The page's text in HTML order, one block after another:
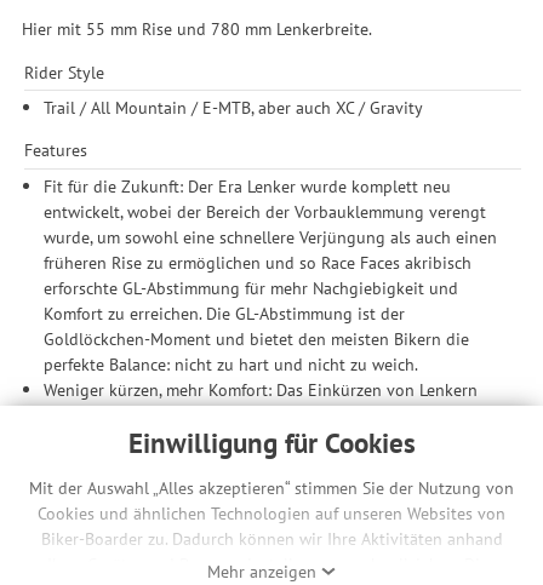
Einwilligung für Cookies
Mit der Auswahl „Alles akzeptieren“ stimmen Sie der Nutzung von
Cookies und ähnlichen Technologien auf unseren Websites von
Biker-Boarder zu. Dadurch können wir Ihre Aktivitäten anhand
Ihrer Geräte- und Browsereinstellungen nachvollziehen. Dies
Mehr anzeigen
Hier mit 55 mm Rise und 780 mm Lenkerbreite.
Rider Style
Trail / All Mountain / E-MTB, aber auch XC / Gravity
Features
Fit für die Zukunft: Der Era Lenker wurde komplett neu
entwickelt, wobei der Bereich der Vorbauklemmung verengt
wurde, um sowohl eine schnellere Verjüngung als auch einen
früheren Rise zu ermöglichen und so Race Faces akribisch
erforschte GL-Abstimmung für mehr Nachgiebigkeit und
Komfort zu erreichen. Die GL-Abstimmung ist der
Goldlöckchen-Moment und bietet den meisten Bikern die
perfekte Balance: nicht zu hart und nicht zu weich.
Weniger kürzen, mehr Komfort: Das Einkürzen von Lenkern
Komfort. Anstatt nur eine einzige Version mit 800 mm Länge
zu fertigen und von den Bikern zu erwarten, dass sie diesen
kürzen, produziert Race Face sechs Carbonlenker mit
unterschiedlicher Länge und passendem Rise, die alle ihre GL-
Abstimmung für eine geringere Ermüdung aufweisen.
Überzeugende Zahlen: Fast 100 einzelne Stücke in